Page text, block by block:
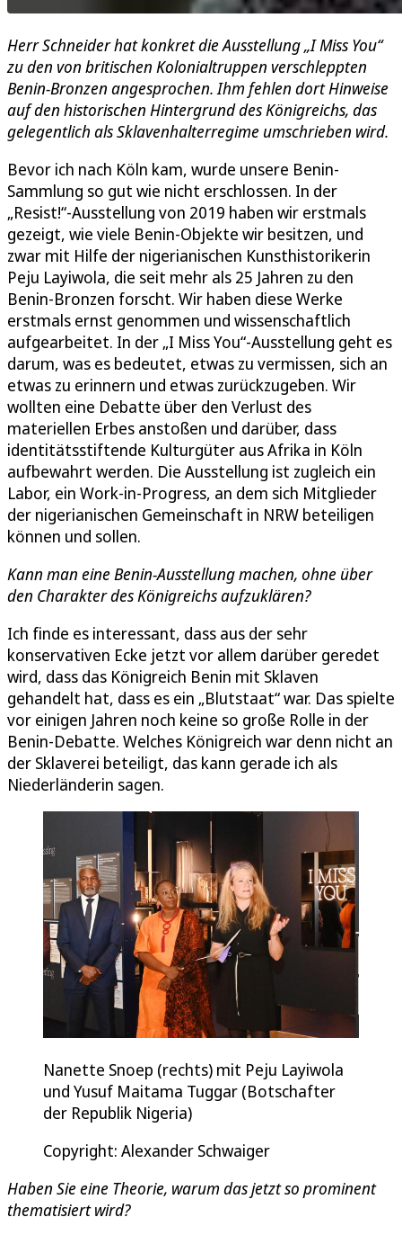
Herr Schneider hat konkret die Ausstellung „I Miss You“
zu den von britischen Kolonialtruppen verschleppten
Benin-Bronzen angesprochen. Ihm fehlen dort Hinweise
auf den historischen Hintergrund des Königreichs, das
gelegentlich als Sklavenhalterregime umschrieben wird.
Bevor ich nach Köln kam, wurde unsere Benin-
Sammlung so gut wie nicht erschlossen. In der
„Resist!“-Ausstellung von 2019 haben wir erstmals
gezeigt, wie viele Benin-Objekte wir besitzen, und
zwar mit Hilfe der nigerianischen Kunsthistorikerin
Peju Layiwola, die seit mehr als 25 Jahren zu den
Benin-Bronzen forscht. Wir haben diese Werke
erstmals ernst genommen und wissenschaftlich
aufgearbeitet. In der „I Miss You“-Ausstellung geht es
darum, was es bedeutet, etwas zu vermissen, sich an
etwas zu erinnern und etwas zurückzugeben. Wir
wollten eine Debatte über den Verlust des
materiellen Erbes anstoßen und darüber, dass
identitätsstiftende Kulturgüter aus Afrika in Köln
aufbewahrt werden. Die Ausstellung ist zugleich ein
Labor, ein Work-in-Progress, an dem sich Mitglieder
der nigerianischen Gemeinschaft in NRW beteiligen
können und sollen.
Kann man eine Benin-Ausstellung machen, ohne über
den Charakter des Königreichs aufzuklären?
Ich finde es interessant, dass aus der sehr
konservativen Ecke jetzt vor allem darüber geredet
wird, dass das Königreich Benin mit Sklaven
gehandelt hat, dass es ein „Blutstaat“ war. Das spielte
vor einigen Jahren noch keine so große Rolle in der
Benin-Debatte. Welches Königreich war denn nicht an
der Sklaverei beteiligt, das kann gerade ich als
Niederländerin sagen.
Nanette Snoep (rechts) mit Peju Layiwola
und Yusuf Maitama Tuggar (Botschafter
der Republik Nigeria)
Copyright: Alexander Schwaiger
Haben Sie eine Theorie, warum das jetzt so prominent
thematisiert wird?